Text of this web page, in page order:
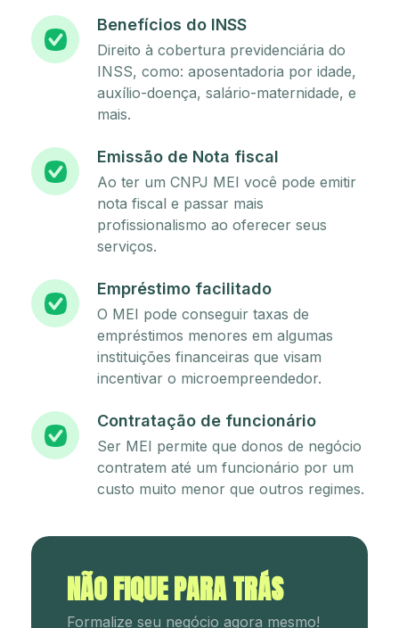
Benefícios do INSS
Direito à cobertura previdenciária do
INSS, como: aposentadoria por idade,
auxílio-doença, salário-maternidade, e
mais.
Emissão de Nota fiscal
Ao ter um CNPJ MEI você pode emitir
nota fiscal e passar mais
profissionalismo ao oferecer seus
serviços.
Empréstimo facilitado
O MEI pode conseguir taxas de
empréstimos menores em algumas
instituições financeiras que visam
incentivar o microempreendedor.
Contratação de funcionário
Ser MEI permite que donos de negócio
contratem até um funcionário por um
custo muito menor que outros regimes.
NÃO FIQUE PARA TRÁS
Formalize seu negócio agora mesmo!